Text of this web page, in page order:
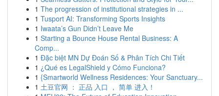
1 The progression of institutional strategies in ...
1 Tusport AI: Transforming Sports Insights
1 Iwaata’s Gun Didn’t Leave Me
1 Starting a Bounce House Rental Business: A
Comp...
1 Đặc biệt MN Dự Đoán Số & Phân Tích Chi Tiết
1 ¿Qué es LegalShield y Cómo Funciona?
1 {Smartworld Wellness Residences: Your Sanctuary...
1 土豆官网 ： 正品 入口 ， 简单 进入！